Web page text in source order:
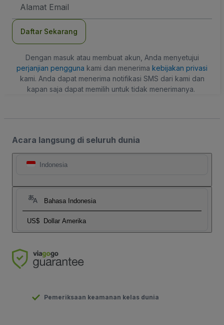
Email
Daftar Sekarang
Dengan masuk atau membuat akun, Anda menyetujui
perjanjian pengguna kami dan menerima kebijakan privasi
kami. Anda dapat menerima notifikasi SMS dari kami dan
kapan saja dapat memilih untuk tidak menerimanya.
Acara langsung di seluruh dunia
Indonesia
Bahasa Indonesia
US$ Dollar Amerika
Pemeriksaan keamanan kelas dunia